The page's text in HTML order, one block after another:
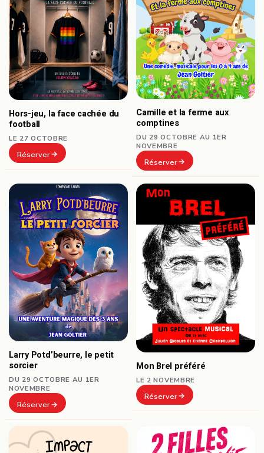
Hors-jeu, la face cachée du
football
LE 27 OCTOBRE
Réserver
Camille et la ferme aux
comptines
DU 29 OCTOBRE AU 1ER
NOVEMBRE
Réserver
Larry Potd’beurre, le petit
sorcier
DU 29 OCTOBRE AU 1ER
NOVEMBRE
Réserver
Mon Brel préféré
LE 2 NOVEMBRE
Réserver